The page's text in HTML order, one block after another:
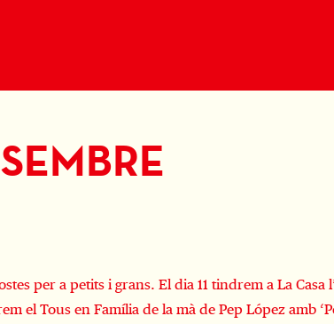
per a petits i grans. El dia 11 tindrem a La Casa
el Tous en Família de la mà de Pep López amb